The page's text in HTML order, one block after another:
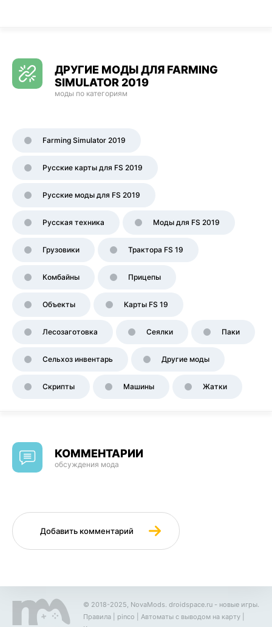
ДРУГИЕ МОДЫ ДЛЯ FARMING
SIMULATOR 2019
моды по категориям
Farming Simulator 2019
Русские карты для FS 2019
Русские моды для FS 2019
Русская техника Моды для FS 2019
Грузовики Трактора FS 19
Комбайны Прицепы
Объекты Карты FS 19
Лесозаготовка Сеялки Паки
Сельхоз инвентарь Другие моды
Скрипты Машины Жатки
КОММЕНТАРИИ
обсуждения мода
Добавить комментарий
© 2018-2025, NovaMods. droidspace.ru - новые игры.
Правила
pinco Автоматы с выводом на карту